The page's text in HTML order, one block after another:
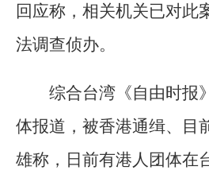
回应称，相关机关已对此
法调查侦办。
综合台湾《自由时报
体报道，被香港通缉、目
雄称，日前有港人团体在